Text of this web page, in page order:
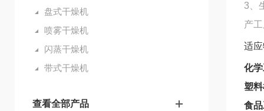
盘式干燥机
喷雾干燥机
闪蒸干燥机
带式干燥机
查看全部产品
3、
产
适
化
塑
食